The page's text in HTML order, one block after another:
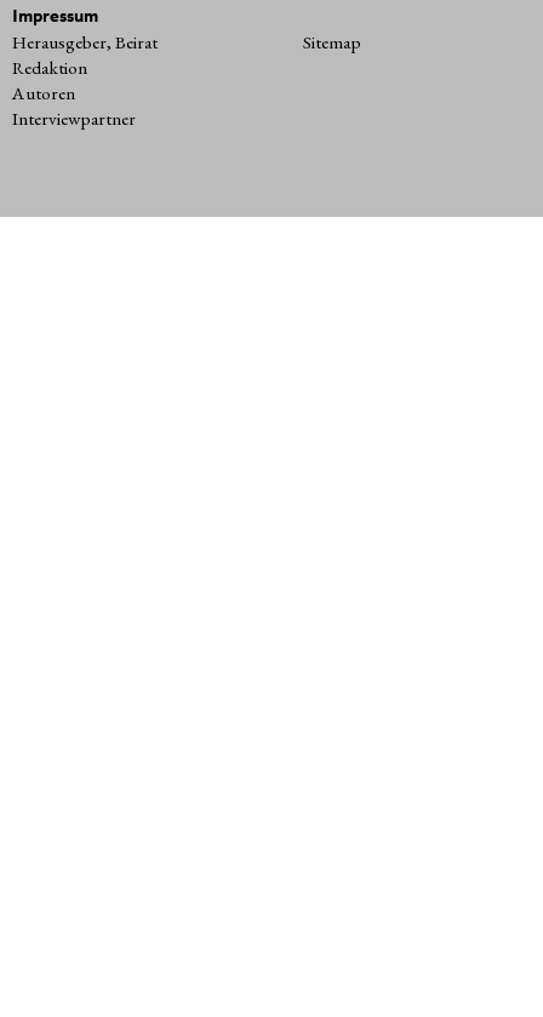
Impressum
Herausgeber, Beirat
Redaktion
Autoren
Interviewpartner
Sitemap